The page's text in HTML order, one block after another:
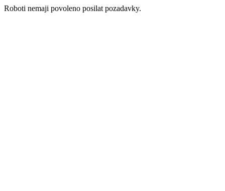
Roboti nemaji povoleno posilat pozadavky.